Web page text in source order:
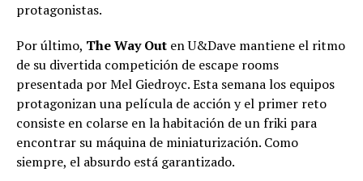
protagonistas.
Por último, The Way Out en U&Dave mantiene el ritmo
de su divertida competición de escape rooms
presentada por Mel Giedroyc. Esta semana los equipos
protagonizan una película de acción y el primer reto
consiste en colarse en la habitación de un friki para
encontrar su máquina de miniaturización. Como
siempre, el absurdo está garantizado.